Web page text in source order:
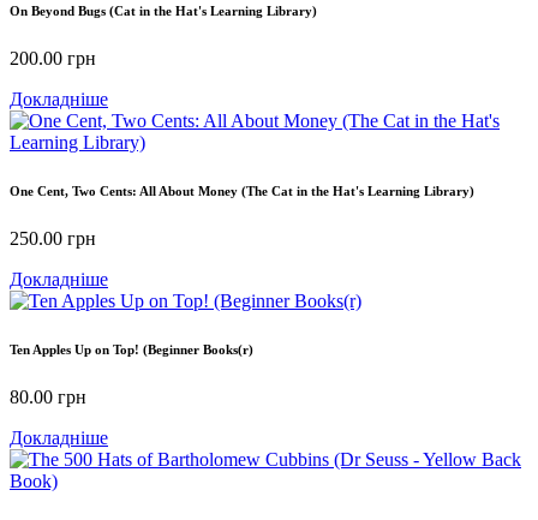
On Beyond Bugs (Cat in the Hat's Learning Library)
200.00 грн
Докладніше
One Cent, Two Cents: All About Money (The Cat in the Hat's Learning Library)
250.00 грн
Докладніше
Ten Apples Up on Top! (Beginner Books(r)
80.00 грн
Докладніше